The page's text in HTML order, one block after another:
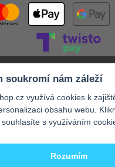
soukromí nám záleží
využívá cookies k
obsahu webu.
s využíváním
Rozumím